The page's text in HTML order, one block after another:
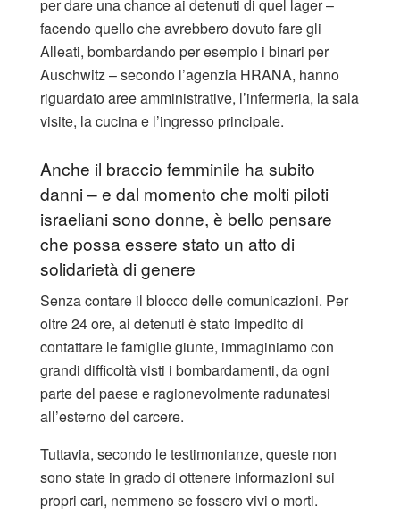
per dare una chance ai detenuti di quel lager –
facendo quello che avrebbero dovuto fare gli
Alleati, bombardando per esempio i binari per
Auschwitz – secondo l’agenzia HRANA, hanno
riguardato aree amministrative, l’infermeria, la sala
visite, la cucina e l’ingresso principale.
Anche il braccio femminile ha subito
danni – e dal momento che molti piloti
israeliani sono donne, è bello pensare
che possa essere stato un atto di
solidarietà di genere
Senza contare il blocco delle comunicazioni. Per
oltre 24 ore, ai detenuti è stato impedito di
contattare le famiglie giunte, immaginiamo con
grandi difficoltà visti i bombardamenti, da ogni
parte del paese e ragionevolmente radunatesi
all’esterno del carcere.
Tuttavia, secondo le testimonianze, queste non
sono state in grado di ottenere informazioni sui
propri cari, nemmeno se fossero vivi o morti.